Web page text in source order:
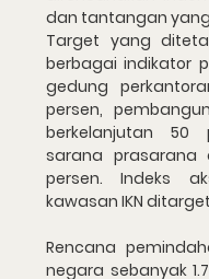
dan tantangan
Target yang
berbagai indikator
gedung
persen,
berkelanjutan 50
sarana prasarana
persen. Indeks
kawasan IKN
Rencana
negara sebanyak